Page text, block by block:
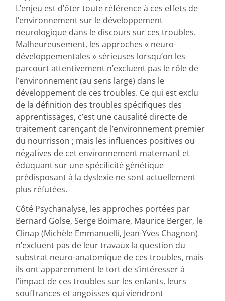
L’enjeu est d’ôter toute référence à ces effets de
l’environnement sur le développement
neurologique dans le discours sur ces troubles.
Malheureusement, les approches « neuro-
développementales » sérieuses lorsqu’on les
parcourt attentivement n’excluent pas le rôle de
l’environnement (au sens large) dans le
développement de ces troubles. Ce qui est exclu
de la définition des troubles spécifiques des
apprentissages, c’est une causalité directe de
traitement carençant de l’environnement premier
du nourrisson ; mais les influences positives ou
négatives de cet environnement maternant et
éduquant sur une spécificité génétique
prédisposant à la dyslexie ne sont actuellement
plus réfutées.
Côté Psychanalyse, les approches portées par
Bernard Golse, Serge Boimare, Maurice Berger, le
Clinap (Michèle Emmanuelli, Jean-Yves Chagnon)
n’excluent pas de leur travaux la question du
substrat neuro-anatomique de ces troubles, mais
ils ont apparemment le tort de s’intéresser à
l’impact de ces troubles sur les enfants, leurs
souffrances et angoisses qui viendront